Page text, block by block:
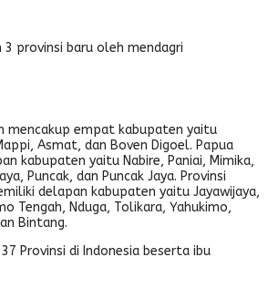
3 provinsi baru oleh mendagri
mencakup empat kabupaten yaitu
Asmat, dan Boven Digoel. Papua
kabupaten yaitu Nabire, Paniai, Mimika,
Puncak, dan Puncak Jaya. Provinsi
delapan kabupaten yaitu Jayawijaya,
Tengah, Nduga, Tolikara, Yahukimo,
Bintang.
Provinsi di Indonesia beserta ibu